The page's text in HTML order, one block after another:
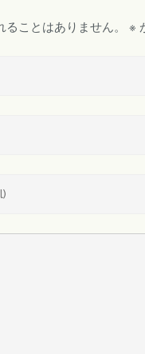
ことはありません。 ※